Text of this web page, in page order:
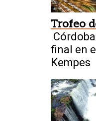
Trofeo
final en
Kempes